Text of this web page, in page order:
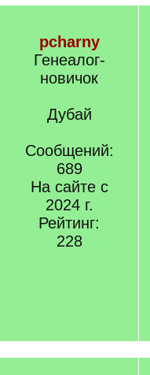
pcharny
Генеалог-
новичок
Дубай
Сообщений:
689
На сайте с
2024 г.
Рейтинг:
228